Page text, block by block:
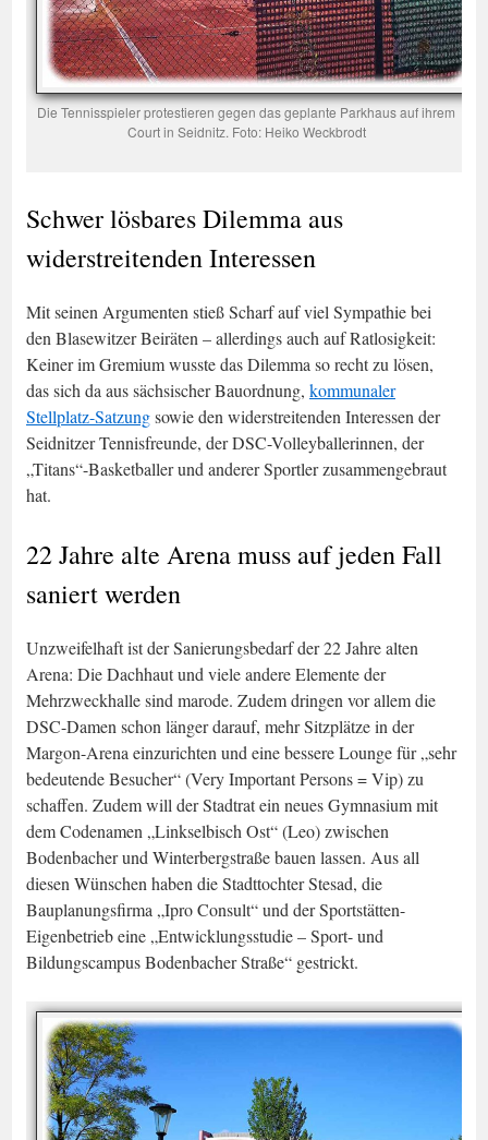
Die Tennisspieler protestieren gegen das geplante Parkhaus auf ihrem
Court in Seidnitz. Foto: Heiko Weckbrodt
Schwer lösbares Dilemma aus
widerstreitenden Interessen
Mit seinen Argumenten stieß Scharf auf viel Sympathie bei
den Blasewitzer Beiräten – allerdings auch auf Ratlosigkeit:
Keiner im Gremium wusste das Dilemma so recht zu lösen,
das sich da aus sächsischer Bauordnung, kommunaler
Stellplatz-Satzungsowie den widerstreitenden Interessen der
Seidnitzer Tennisfreunde, der DSC-Volleyballerinnen, der
„Titans“-Basketballer und anderer Sportler zusammengebraut
hat.
22 Jahre alte Arena muss auf jeden Fall
saniert werden
Unzweifelhaft ist der Sanierungsbedarf der 22 Jahre alten
Arena: Die Dachhaut und viele andere Elemente der
Mehrzweckhalle sind marode. Zudem dringen vor allem die
DSC-Damen schon länger darauf, mehr Sitzplätze in der
Margon-Arena einzurichten und eine bessere Lounge für „sehr
bedeutende Besucher“ (Very Important Persons = Vip) zu
schaffen. Zudem will der Stadtrat ein neues Gymnasium mit
dem Codenamen „Linkselbisch Ost“ (Leo) zwischen
Bodenbacher und Winterbergstraße bauen lassen. Aus all
diesen Wünschen haben die Stadttochter Stesad, die
Bauplanungsfirma „Ipro Consult“ und der Sportstätten-
Eigenbetrieb eine „Entwicklungsstudie – Sport- und
Bildungscampus Bodenbacher Straße“ gestrickt.